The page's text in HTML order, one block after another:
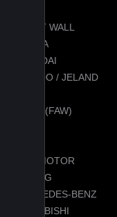
GREAT WALL
HONDA
HYUNDAI
JAECOO / JELAND
JETTA (FAW)
LEAPMOTOR
LIXIANG
MERCEDES-BENZ
MITSUBISHI